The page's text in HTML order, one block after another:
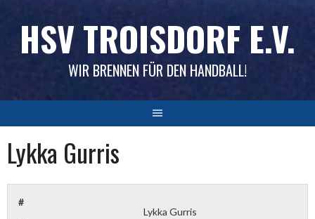
HSV TROISDORF E.V.
WIR BRENNEN FÜR DEN HANDBALL!
Lykka Gurris
#
Lykka Gurris